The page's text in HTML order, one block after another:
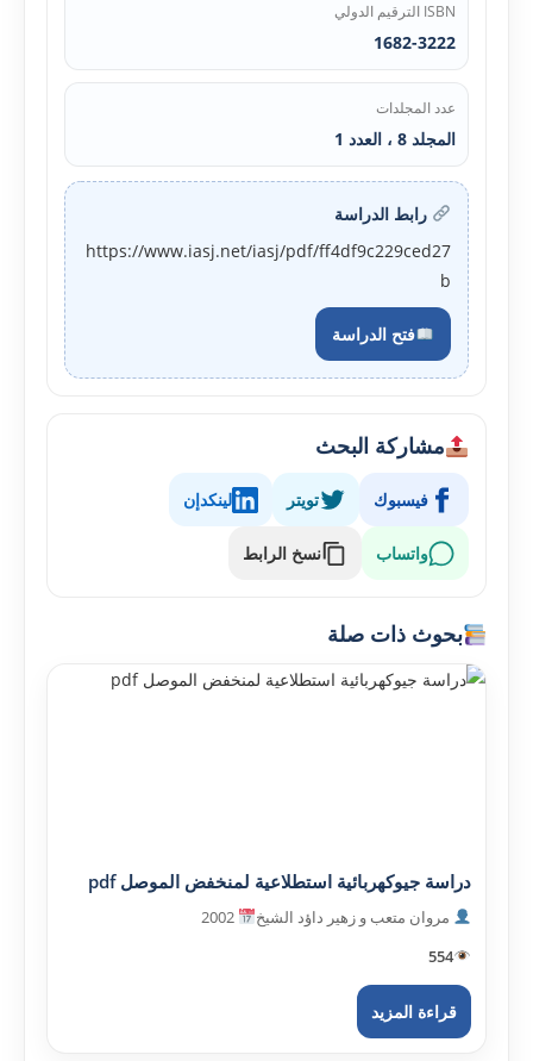
ISBN الترقيم الدولي
1682-3222
عدد المجلدات
المجلد 8 ، العدد 1
رابط الدراسة
https://www.iasj.net/iasj/pdf/ff4df9c229ced27
b
فتح الدراسة
مشاركة البحث
فيسبوك تويتر لينكدإن
واتساب نسخ الرابط
بحوث ذات صلة
دراسة جيوكهربائية استطلاعية لمنخفض الموصل pdf
مروان متعب و زهير داؤد الشيخ
554
قراءة المزيد